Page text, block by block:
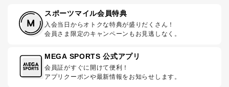
スポーツマイル会員特典
入会当日からオトクな特典が盛りだくさん！
会員さま限定のキャンペーンもお見逃しなく。
MEGA SPORTS 公式アプリ
会員証がすぐに開けて便利！
アプリクーポンや最新情報をお知らせします。